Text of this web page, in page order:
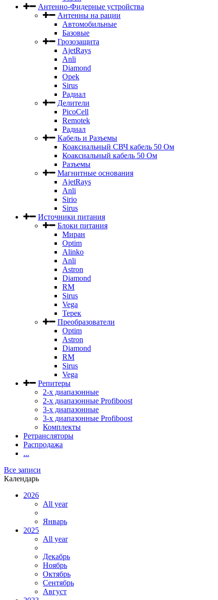
Антенно-Фидерные устройства
Антенны на рации
Автомобильные
Базовые
Грозозащита
AjetRays
Anli
Diamond
Opek
Sirus
Радиал
Делители
PicoCell
Remotek
Радиал
Кабель и Разъемы
Коаксиальный СВЧ кабель 50 Ом
Коаксиальный кабель 50 Ом
Разъемы
Магнитные основания
AjetRays
Anli
Sirio
Sirus
Источники питания
Блоки питания
Миран
Optim
Alinko
Anli
Astron
Diamond
RM
Sirus
Vega
Терек
Преобразователи
Optim
Astron
Diamond
RM
Sirus
Vega
Репитеры
2-х диапазонные
2-х диапазонные Profiboost
3-х диапазонные
3-х диапазонные Profiboost
Комплекты
Ретрансляторы
Распродажа
...
Все записи
Календарь
2026
All year
Январь
2025
All year
Декабрь
Ноябрь
Октябрь
Сентябрь
Август